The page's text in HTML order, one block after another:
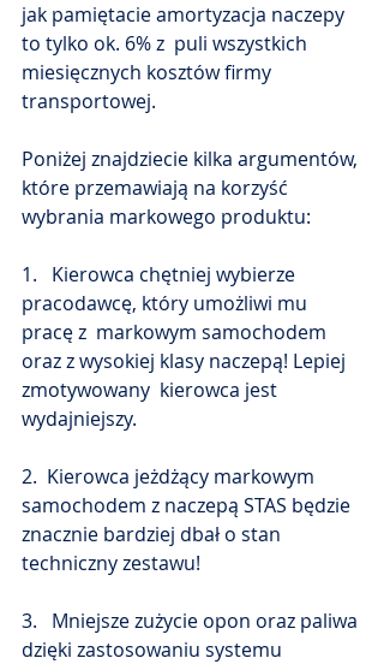
jak pamiętacie amortyzacja naczepy
to tylko ok. 6% z  puli wszystkich
miesięcznych kosztów firmy
transportowej.
Poniżej znajdziecie kilka argumentów,
które przemawiają na korzyść
wybrania markowego produktu:
1.   Kierowca chętniej wybierze
pracodawcę, który umożliwi mu
pracę z  markowym samochodem
oraz z wysokiej klasy naczepą! Lepiej
zmotywowany  kierowca jest
wydajniejszy.
2.  Kierowca jeżdżący markowym
samochodem z naczepą STAS będzie
znacznie bardziej dbał o stan
techniczny zestawu!
3.   Mniejsze zużycie opon oraz paliwa
dzięki zastosowaniu systemu